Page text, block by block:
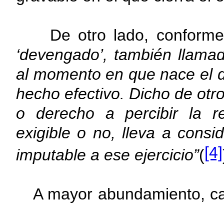
De otro lado,
‘devengado’, también
al momento en que nace el
hecho efectivo. Dicho de
o derecho a percibir la
exigible o no, lleva a
imputable a ese ejercicio”([4]
A mayor abundamiento,